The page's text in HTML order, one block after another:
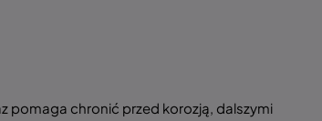
pomaga chronić przed korozją, dalszymi